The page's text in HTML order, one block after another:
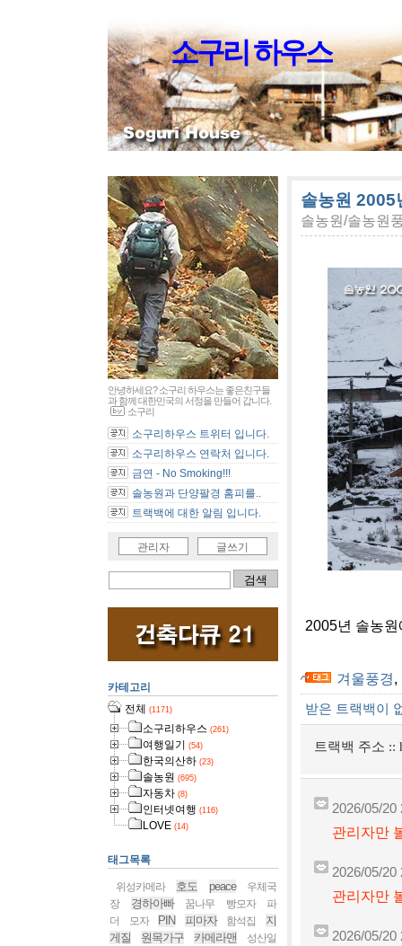
소구리 하우스
솔농원 2005
솔농원/솔농원
2005년 솔농
겨울풍경,
받은 트랙백이
트랙백 주소 ::
2026/05/20
관리자만
2026/05/20
관리자만
2026/05/20
안녕하세요? 소구리 하우스는 좋은친구들
과 함께 대한민국의 서정을 만들어 갑니다.
소구리
소구리하우스 트위터 입니다.
소구리하우스 연락처 입니다.
금연 - No Smoking!!!
솔농원과 단양팔경 홈피를..
트랙백에 대한 알림 입니다.
관리자 글쓰기
카테고리
전체 (1171)
소구리하우스 (261)
여행일기 (54)
한국의산하 (23)
솔농원 (695)
자동차 (8)
인터넷여행 (116)
LOVE (14)
태그목록
위성카메라 호도 peace
우체국
장
경하아빠 꿈나무 빵모자
파
더
모자 PIN 피마자 함석집
지
게질
원목가구 카메라맨
성산일